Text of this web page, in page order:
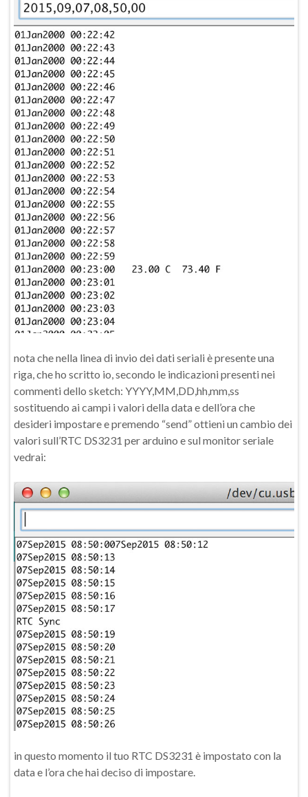
nota che nella linea di invio dei dati seriali è presente una
riga, che ho scritto io, secondo le indicazioni presenti nei
commenti dello sketch: YYYY,MM,DD,hh,mm,ss
sostituendo ai campi i valori della data e dell’ora che
desideri impostare e premendo “send” ottieni un cambio dei
valori sull’RTC DS3231 per arduino e sul monitor seriale
vedrai:
in questo momento il tuo RTC DS3231 è impostato con la
data e l’ora che hai deciso di impostare.